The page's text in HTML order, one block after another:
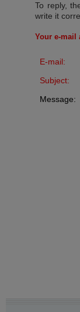
To reply,
write it
Your e-mail
E-mail:
Subject:
Message: